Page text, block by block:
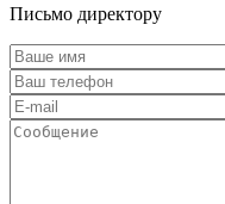
Письмо директору